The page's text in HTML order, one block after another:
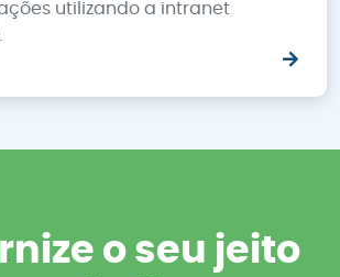
utilizando a intranet
o seu jeito